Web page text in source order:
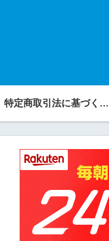
特定商取引法に基づく表記